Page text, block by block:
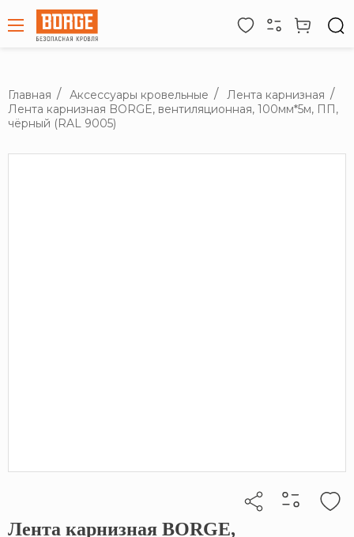
Главная Аксессуары кровельные
Лента карнизная
Лента карнизная BORGE, вентиляционная, 100мм*5м, ПП,
чёрный (RAL 9005)
Кликните, чтобы скопировать прямую ссылку
Лента карнизная BORGE,